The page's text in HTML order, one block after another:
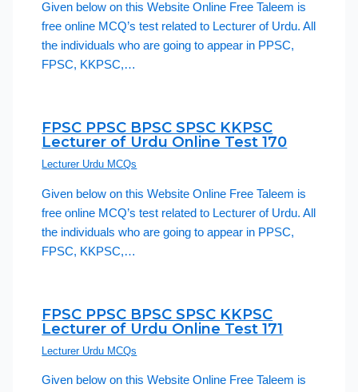
Given below on this Website Online Free Taleem is
free online MCQ’s test related to Lecturer of Urdu. All
the individuals who are going to appear in PPSC,
FPSC, KKPSC,…
FPSC PPSC BPSC SPSC KKPSC
Lecturer of Urdu Online Test 170
Lecturer Urdu MCQs
Given below on this Website Online Free Taleem is
free online MCQ’s test related to Lecturer of Urdu. All
the individuals who are going to appear in PPSC,
FPSC, KKPSC,…
FPSC PPSC BPSC SPSC KKPSC
Lecturer of Urdu Online Test 171
Lecturer Urdu MCQs
Given below on this Website Online Free Taleem is